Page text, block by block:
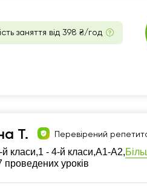
заняття від 398 ₴/год
Т. Перевірений
класи,1 - 4-й класи,А1-А2,
проведених уроків